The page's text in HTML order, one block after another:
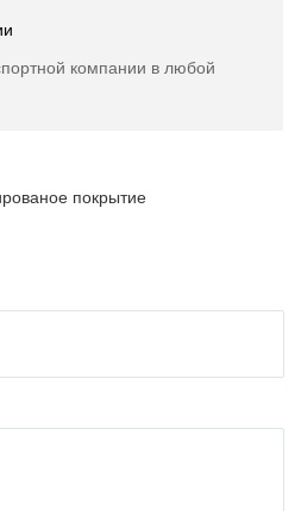
компании в любой
покрытие